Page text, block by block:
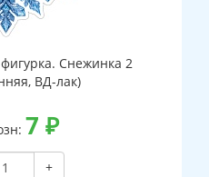
Снежинка 2
ВД-лак)
7 ₽
+